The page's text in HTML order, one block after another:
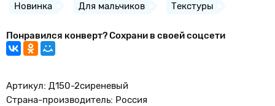
Новинка Для мальчиков Текстуры
Понравился конверт? Сохрани в своей соцсети
Артикул: Д150-2сиреневый
Страна-производитель: Россия